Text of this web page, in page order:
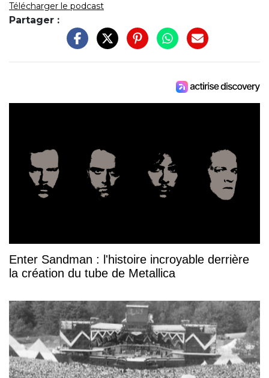
Télécharger le podcast
Partager :
Enter Sandman : l'histoire incroyable derrière
la création du tube de Metallica